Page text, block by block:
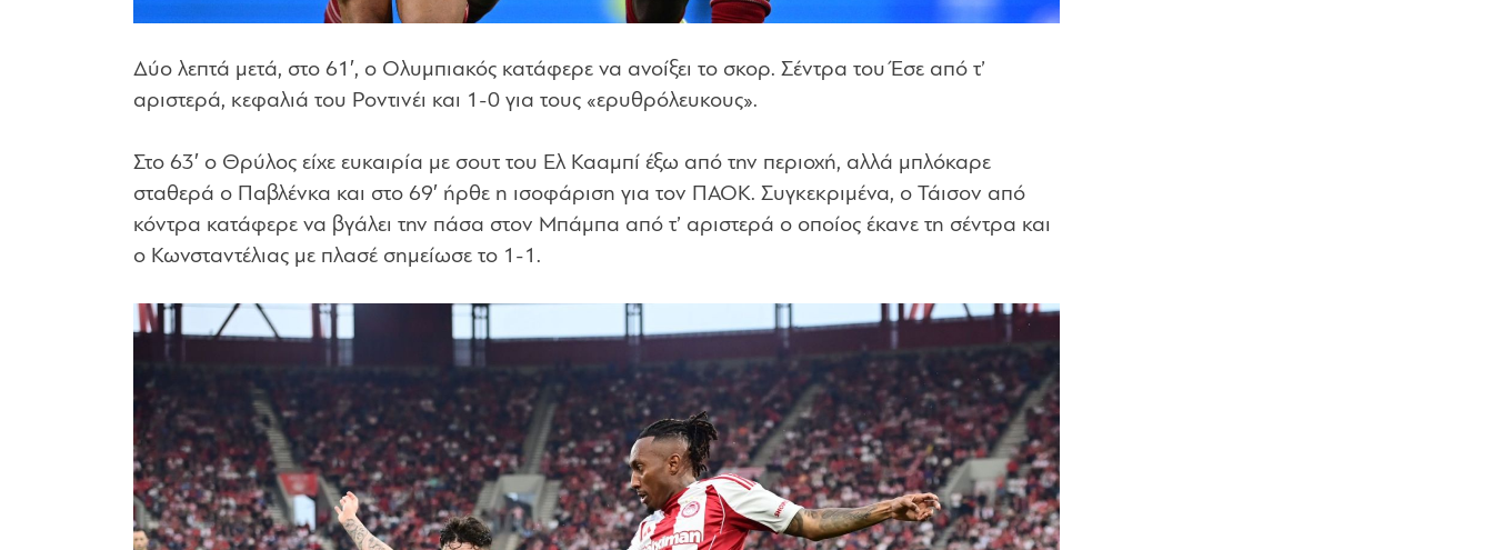
Δύο λεπτά μετά, στο 61′, ο Ολυμπιακός κατάφερε να ανοίξει το σκορ. Σέντρα του Έσε από τ’
αριστερά, κεφαλιά του Ροντινέι και 1-0 για τους «ερυθρόλευκους».
Στο 63′ ο Θρύλος είχε ευκαιρία με σουτ του Ελ Κααμπί έξω από την περιοχή, αλλά μπλόκαρε
σταθερά ο Παβλένκα και στο 69′ ήρθε η ισοφάριση για τον ΠΑΟΚ. Συγκεκριμένα, ο Τάισον από
κόντρα κατάφερε να βγάλει την πάσα στον Μπάμπα από τ’ αριστερά ο οποίος έκανε τη σέντρα και
ο Κωνσταντέλιας με πλασέ σημείωσε το 1-1.